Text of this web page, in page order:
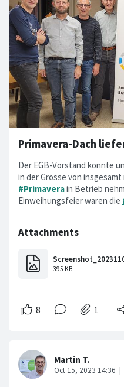
Primavera-Dach
Der EGB-Vorstand konnte
in der Grösse von insgesamt
#Primaverain Betrieb
Einweihungsfeier waren die